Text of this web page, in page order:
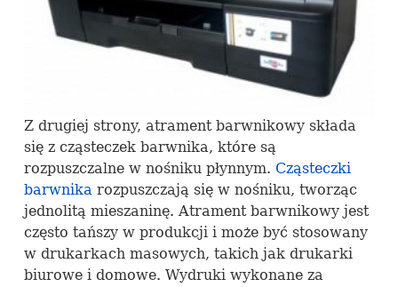
Z drugiej strony, atrament barwnikowy składa
się z cząsteczek barwnika, które są
rozpuszczalne w nośniku płynnym. Cząsteczki
barwnikarozpuszczają się w nośniku, tworząc
jednolitą mieszaninę. Atrament barwnikowy jest
często tańszy w produkcji i może być stosowany
w drukarkach masowych, takich jak drukarki
biurowe i domowe. Wydruki wykonane za